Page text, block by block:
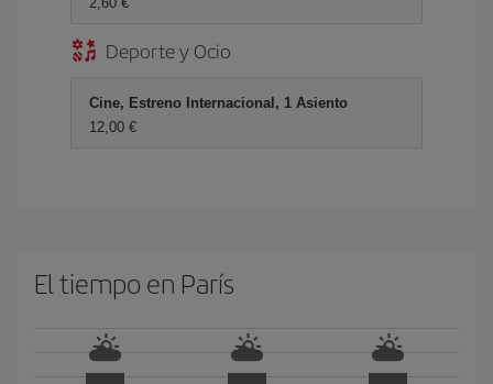
Deporte y Ocio
Cine, Estreno Internacional, 1 Asiento
12,00 €
El tiempo en París